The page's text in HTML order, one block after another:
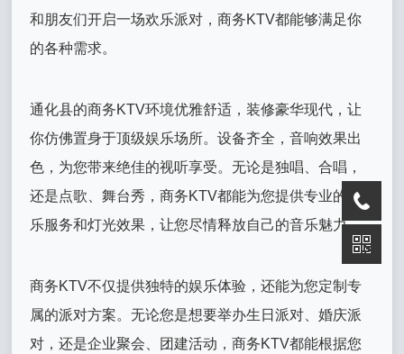
和朋友们开启一场欢乐派对，商务KTV都能够满足你
的各种需求。
通化县的商务KTV环境优雅舒适，装修豪华现代，让
你仿佛置身于顶级娱乐场所。设备齐全，音响效果出
色，为您带来绝佳的视听享受。无论是独唱、合唱，
还是点歌、舞台秀，商务KTV都能为您提供专业的音
乐服务和灯光效果，让您尽情释放自己的音乐魅力。
商务KTV不仅提供独特的娱乐体验，还能为您定制专
属的派对方案。无论您是想要举办生日派对、婚庆派
对，还是企业聚会、团建活动，商务KTV都能根据您